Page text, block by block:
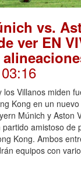
vs.
ver EN
los Villanos miden
Kong en un
Múnich y Aston
amistoso de
Kong. Ambos
equipos con